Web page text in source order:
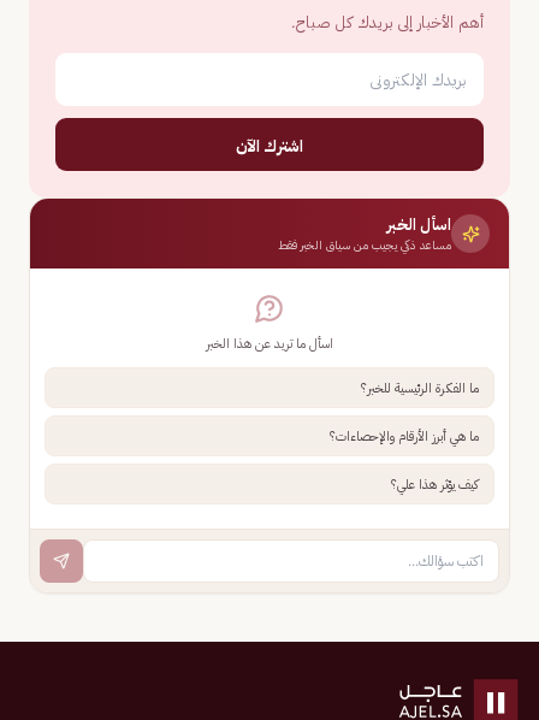
أهم الأخبار إلى بريدك كل صباح.
اشترك الآن
اسأل الخبر
مساعد ذكي يجيب من سياق الخبر فقط
اسأل ما تريد عن هذا الخبر
ما الفكرة الرئيسية للخبر؟
ما هي أبرز الأرقام والإحصاءات؟
كيف يؤثر هذا علي؟